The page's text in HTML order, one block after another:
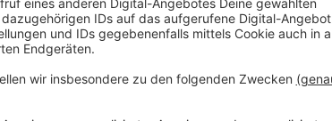
Nach fast zehn Jahren ohne Studioalbum melden
neuen Single "Dieses Gefühl" und der kommenden
Andi Weizel, dass ihre kreative Energie nie versiegt
Tanzbarkeit, greifen persönliche Erfahrungen auf
ein Sound, der zurück zu ihren Wurzeln führt und